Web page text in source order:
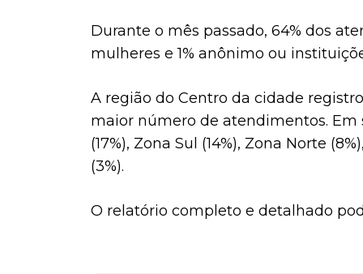
Durante o mês passado, 64% dos
mulheres e 1% anônimo ou
A região do Centro da cidade
maior número de atendimentos. Em
(17%), Zona Sul (14%), Zona Norte
(3%).
O relatório completo e detalhado